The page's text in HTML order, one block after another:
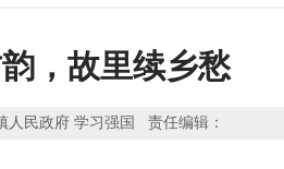
，故里续乡愁
人民政府 学习强国 责任编辑：